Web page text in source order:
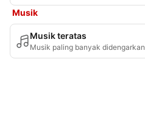
Musik
Musik teratas
Musik paling banyak didengarkan